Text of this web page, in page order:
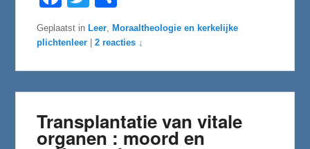
e
b
o
k
t
t
e
e
n
Geplaatst in Leer, Moraaltheologie en kerkelijke
plichtenleer
|2 reacties ↓
Transplantatie van vitale
organen : moord en